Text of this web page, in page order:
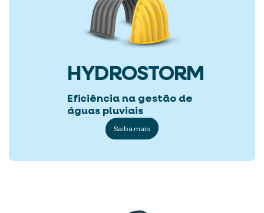
HYDROSTORM
Eficiência na gestão de
águas pluviais
Saiba mais